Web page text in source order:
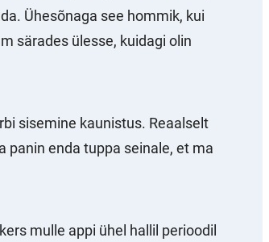
Ühesõnaga see hommik, kui
särades ülesse, kuidagi olin
sisemine kaunistus. Reaalselt
panin enda tuppa seinale, et ma
mulle appi ühel hallil perioodil